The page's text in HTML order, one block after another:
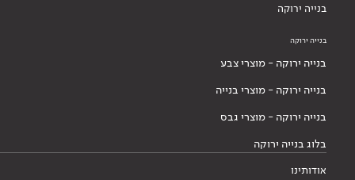
בנייה ירוקה
בנייה ירוקה
בנייה ירוקה - מוצרי צבע
בנייה ירוקה - מוצרי בנייה
בנייה ירוקה - מוצרי גבס
בלוג בנייה ירוקה
אודותינו